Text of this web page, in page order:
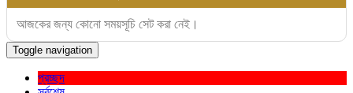
আজকের জন্য কোনো সময়সূচি সেট করা নেই।
Toggle navigation
প্রচ্ছদ